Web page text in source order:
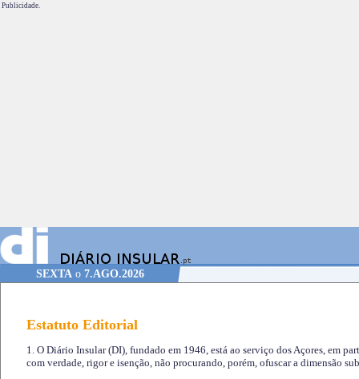
Publicidade.
SEXTA o 7.AGO.2026
Estatuto Editorial
1. O Diário Insular (DI), fundado em 1946, está ao serviço dos Açores, em
com verdade, rigor e isenção, não procurando, porém, ofuscar a dimensão